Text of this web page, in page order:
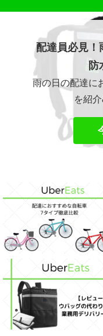
配達員必見！
防
雨の日の配達に
を紹